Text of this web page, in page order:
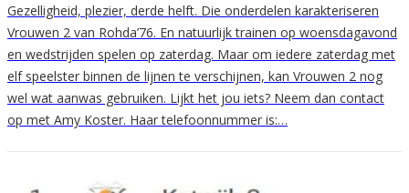
Gezelligheid, plezier, derde helft. Die onderdelen karakteriseren
Vrouwen 2 van Rohda’76. En natuurlijk trainen op woensdagavond
en wedstrijden spelen op zaterdag. Maar om iedere zaterdag met
elf speelster binnen de lijnen te verschijnen, kan Vrouwen 2 nog
wel wat aanwas gebruiken. Lijkt het jou iets? Neem dan contact
op met Amy Koster. Haar telefoonnummer is:…